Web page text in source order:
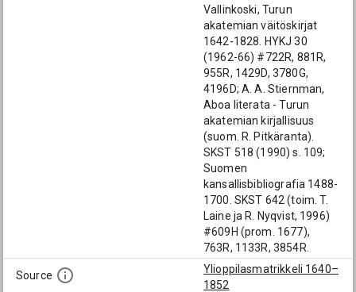
Vallinkoski, Turun
akatemian väitöskirjat
1642-1828. HYKJ 30
(1962-66) #722R, 881R,
955R, 1429D, 3780G,
4196D; A. A. Stiernman,
Aboa literata - Turun
akatemian kirjallisuus
(suom. R. Pitkäranta).
SKST 518 (1990) s. 109;
Suomen
kansallisbibliografia 1488-
1700. SKST 642 (toim. T.
Laine ja R. Nyqvist, 1996)
#609H (prom. 1677),
763R, 1133R, 3854R.
Source
Ylioppilasmatrikkeli 1640–
1852